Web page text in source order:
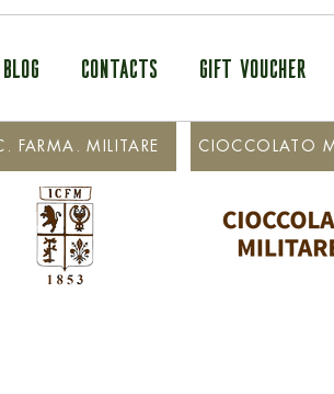
BLOG CONTACTS GIFT VOUCHER
CIOCCOLATO
FARMA. MILITARE